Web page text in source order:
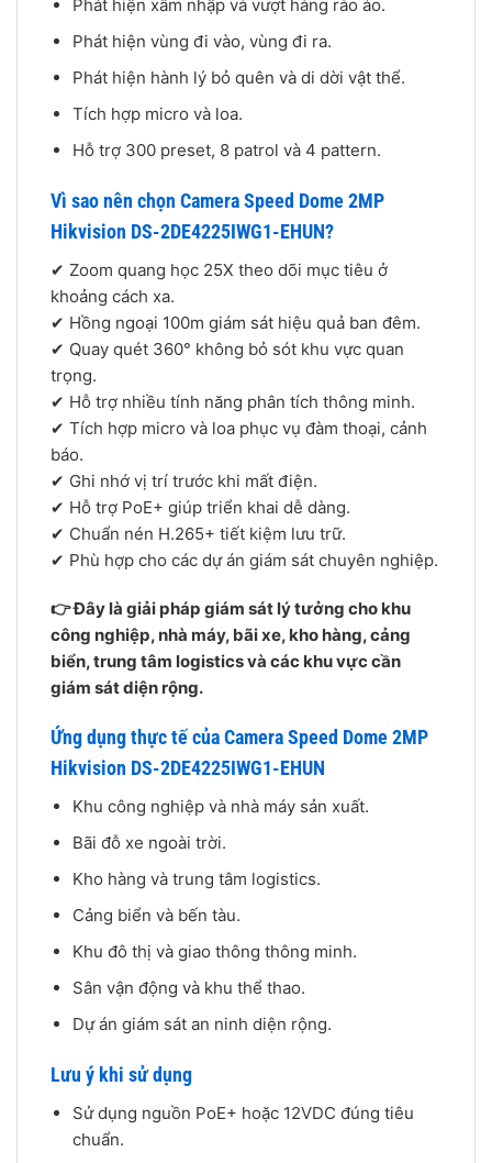
Phát hiện xâm nhập và vượt hàng rào ảo.
Phát hiện vùng đi vào, vùng đi ra.
Phát hiện hành lý bỏ quên và di dời vật thể.
Tích hợp micro và loa.
Hỗ trợ 300 preset, 8 patrol và 4 pattern.
Vì sao nên chọn Camera Speed Dome 2MP
Hikvision DS-2DE4225IWG1-EHUN?
✔ Zoom quang học 25X theo dõi mục tiêu ở
khoảng cách xa.
✔ Hồng ngoại 100m giám sát hiệu quả ban đêm.
✔ Quay quét 360° không bỏ sót khu vực quan
trọng.
✔ Hỗ trợ nhiều tính năng phân tích thông minh.
✔ Tích hợp micro và loa phục vụ đàm thoại, cảnh
báo.
✔ Ghi nhớ vị trí trước khi mất điện.
✔ Hỗ trợ PoE+ giúp triển khai dễ dàng.
✔ Chuẩn nén H.265+ tiết kiệm lưu trữ.
✔ Phù hợp cho các dự án giám sát chuyên nghiệp.
👉 Đây là giải pháp giám sát lý tưởng cho khu
công nghiệp, nhà máy, bãi xe, kho hàng, cảng
biển, trung tâm logistics và các khu vực cần
giám sát diện rộng.
Ứng dụng thực tế của Camera Speed Dome 2MP
Hikvision DS-2DE4225IWG1-EHUN
Khu công nghiệp và nhà máy sản xuất.
Bãi đỗ xe ngoài trời.
Kho hàng và trung tâm logistics.
Cảng biển và bến tàu.
Khu đô thị và giao thông thông minh.
Sân vận động và khu thể thao.
Dự án giám sát an ninh diện rộng.
Lưu ý khi sử dụng
Sử dụng nguồn PoE+ hoặc 12VDC đúng tiêu
chuẩn.